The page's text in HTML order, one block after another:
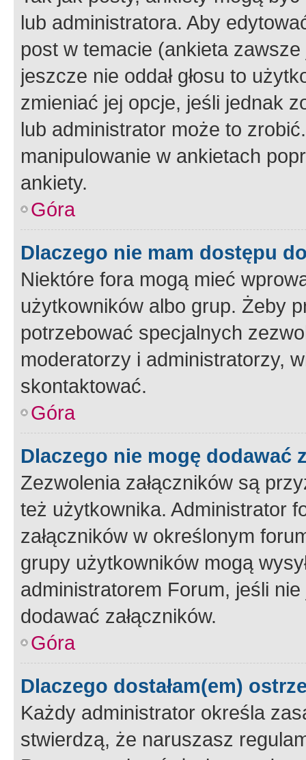
lub administratora. Aby
post w temacie (ankieta
jeszcze nie oddał głosu to
zmieniać jej opcje, jeśli jednak
lub administrator może to
manipulowanie w ankietach
ankiety.
Góra
Dlaczego nie mam dostępu
Niektóre fora mogą mieć
użytkowników albo grup. Żeby
potrzebować specjalnych
moderatorzy i administratorzy,
skontaktować.
Góra
Dlaczego nie mogę dodawać
Zezwolenia załączników są
też użytkownika. Administrator
załączników w określonym
grupy użytkowników mogą
administratorem Forum, jeśli
dodawać załączników.
Góra
Dlaczego dostałam(em)
Każdy administrator określa
stwierdzą, że naruszasz